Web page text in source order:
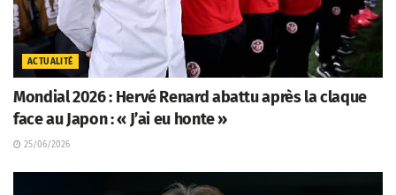
ACTUALITÉ
Mondial 2026 : Hervé Renard abattu après la claque
face au Japon : « J’ai eu honte »
25/06/2026